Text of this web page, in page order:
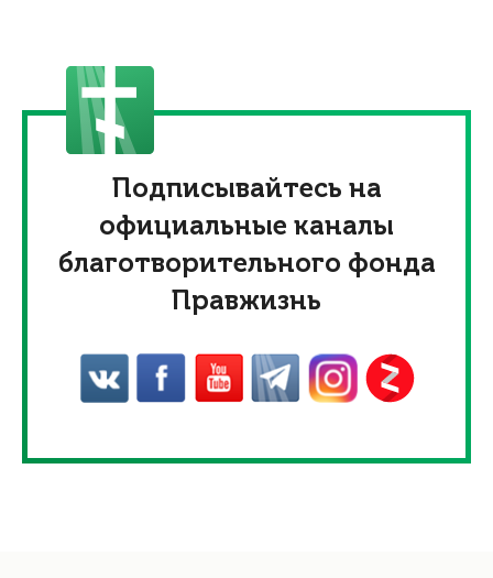
Подписывайтесь на
официальные каналы
благотворительного фонда
Правжизнь